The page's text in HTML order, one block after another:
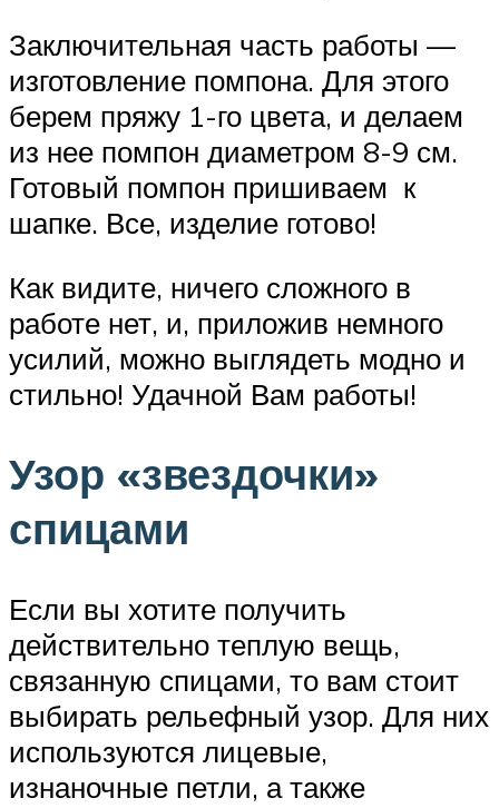
Заключительная часть работы —
изготовление помпона. Для этого
берем пряжу 1-го цвета, и делаем
из нее помпон диаметром 8-9 см.
Готовый помпон пришиваем к
шапке. Все, изделие готово!
Как видите, ничего сложного в
работе нет, и, приложив немного
усилий, можно выглядеть модно и
стильно! Удачной Вам работы!
Узор «звездочки»
спицами
Если вы хотите получить
действительно теплую вещь,
связанную спицами, то вам стоит
выбирать рельефный узор. Для них
используются лицевые,
изнаночные петли, а также